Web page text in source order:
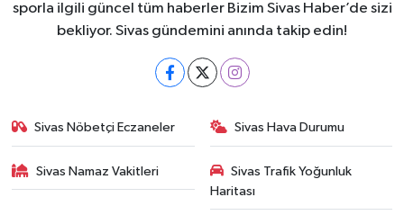
sporla ilgili güncel tüm haberler Bizim Sivas Haber’de sizi
bekliyor. Sivas gündemini anında takip edin!
Sivas Nöbetçi Eczaneler Sivas Hava Durumu
Sivas Namaz Vakitleri
Sivas Trafik Yoğunluk
Haritası